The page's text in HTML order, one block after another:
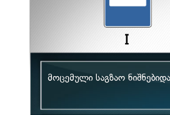
მოცემული საგზაო